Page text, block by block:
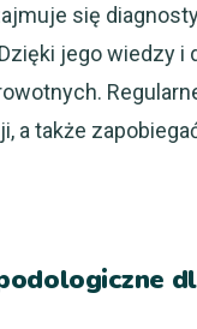
się
jego wiedzy i
a także